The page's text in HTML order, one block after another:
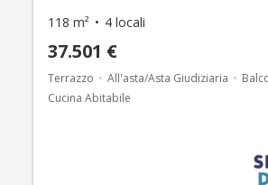
118 m² 4 locali
37.501 €
Terrazzo All'asta/Asta Giudiziaria
Cucina Abitabile